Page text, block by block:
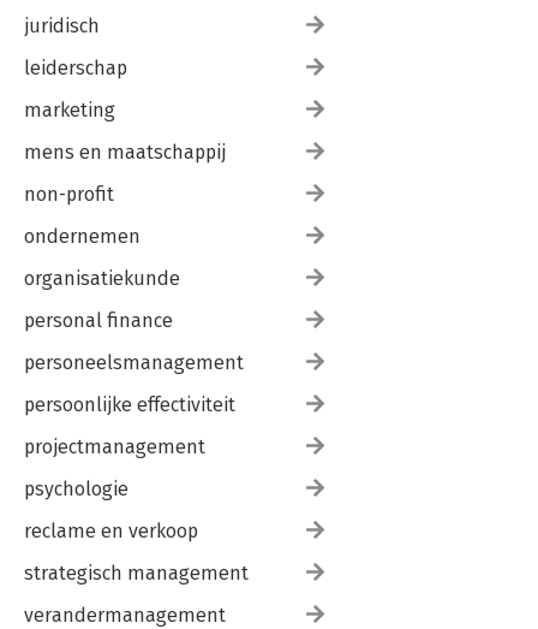
juridisch
leiderschap
marketing
mens en maatschappij
non-profit
ondernemen
organisatiekunde
personal finance
personeelsmanagement
persoonlijke effectiviteit
projectmanagement
psychologie
reclame en verkoop
strategisch management
verandermanagement